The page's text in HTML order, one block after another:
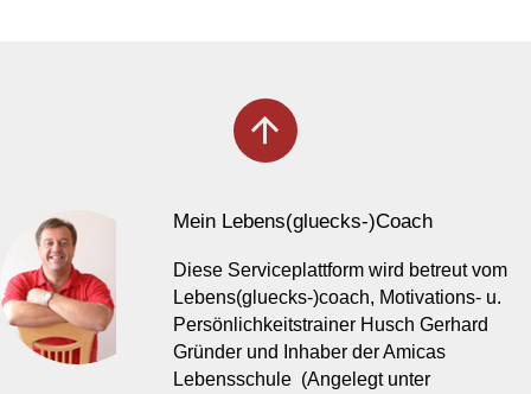
arrow_upward
Mein Lebens(gluecks-)Coach
Diese Serviceplattform wird betreut vom
Lebens(gluecks-)coach, Motivations- u.
Persönlichkeitstrainer Husch Gerhard
Gründer und Inhaber der Amicas
Lebensschule (Angelegt unter